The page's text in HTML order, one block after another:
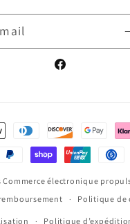
Facebook
Commerce électronique
Politique de
Politique